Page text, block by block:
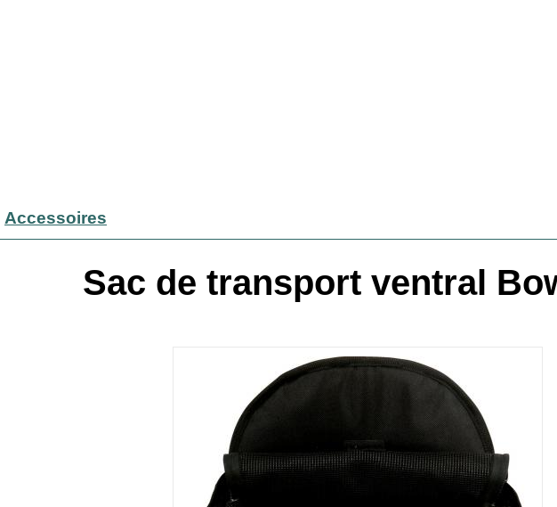
Accessoires
Sac de transport ventral